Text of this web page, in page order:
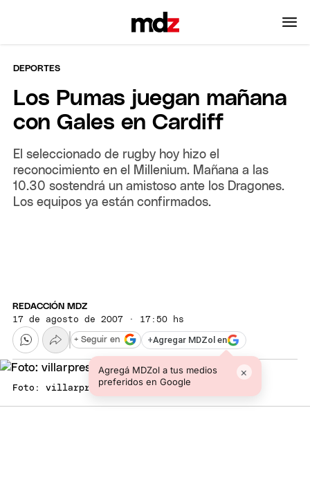
DEPORTES
Los Pumas juegan mañana
con Gales en Cardiff
El seleccionado de rugby hoy hizo el
reconocimiento en el Millenium. Mañana a las
10.30 sostendrá un amistoso ante los Dragones.
Los equipos ya están confirmados.
REDACCIÓN MDZ
17 de agosto de 2007 · 17:50 hs
+Agregar MDZol en
Agregá MDZol a tus medios
preferidos en Google
×
+ Seguir en
Foto: villarpress